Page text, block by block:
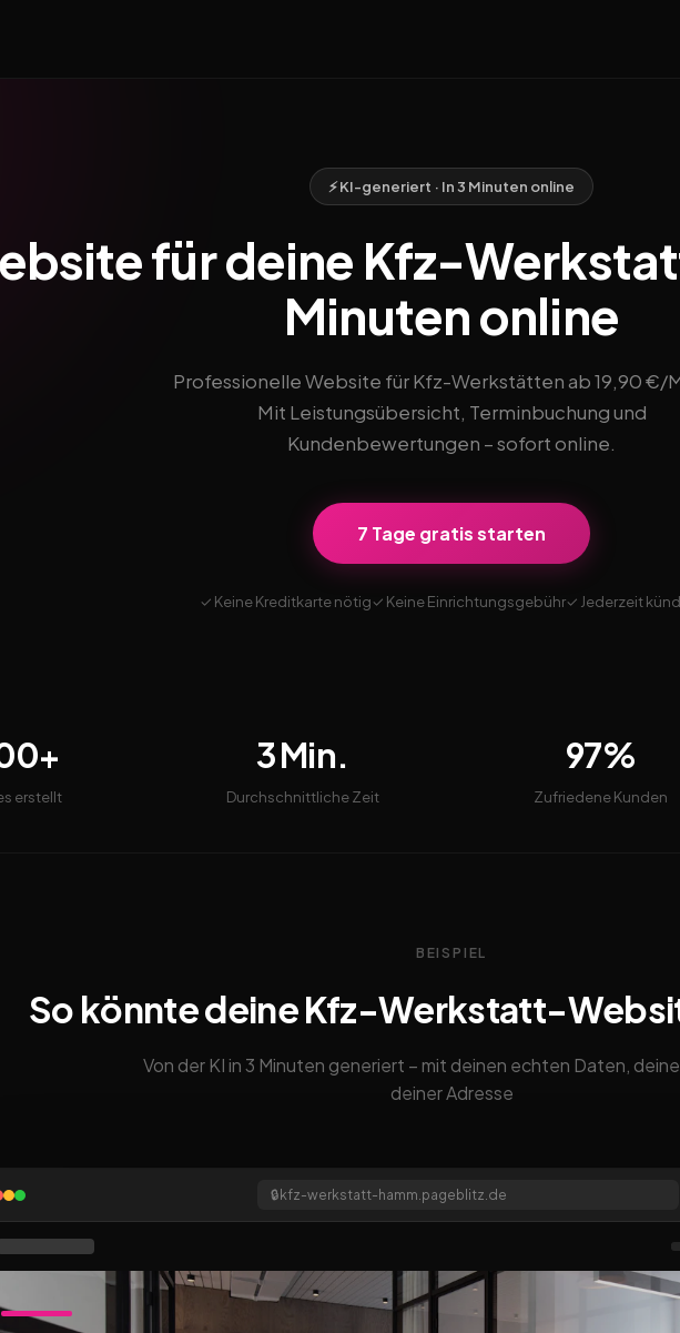
⚡ KI-generiert · In 3 Minuten online
für deine Kfz-
Minuten online
Professionelle Website für Kfz-Werkstätten ab 19,90 €/
Mit Leistungsübersicht, Terminbuchung und
Kundenbewertungen – sofort online.
7 Tage gratis starten
✓ Keine Kreditkarte nötig✓ Keine Einrichtungsgebühr✓ Jederzeit
erstellt
3 Min.
Durchschnittliche Zeit
97%
Zufriedene Kunden
BEISPIEL
So könnte deine Kfz-Werkstatt-
Von der KI in 3 Minuten generiert – mit deinen echten Daten,
deiner Adresse
🔒 kfz-werkstatt-hamm.pageblitz.de